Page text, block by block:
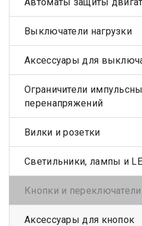
Выключатели нагрузки
Аксессуары для
Ограничители
перенапряжений
Вилки и розетки
Светильники, лампы и
Кнопки и переключатели
Аксессуары для кнопок